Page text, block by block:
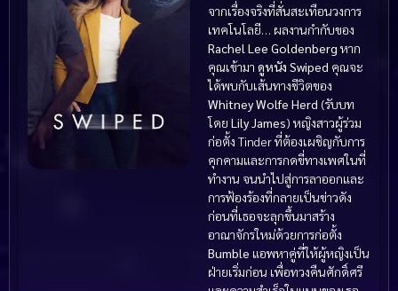
จากเรื่องจริงที่สั่นสะเทือนวงการ
เทคโนโลยี… ผลงานกำกับของ
Rachel Lee Goldenberg หาก
คุณเข้ามา ดูหนัง Swiped คุณจะ
ได้พบกับเส้นทางชีวิตของ
Whitney Wolfe Herd (รับบท
โดย Lily James) หญิงสาวผู้ร่วม
ก่อตั้ง Tinder ที่ต้องเผชิญกับการ
คุกคามและการกดขี่ทางเพศในที่
ทำงาน จนนำไปสู่การลาออกและ
การฟ้องร้องที่กลายเป็นข่าวดัง
ก่อนที่เธอจะลุกขึ้นมาสร้าง
อาณาจักรใหม่ด้วยการก่อตั้ง
Bumble แอพหาคู่ที่ให้ผู้หญิงเป็น
ฝ่ายเริ่มก่อน เพื่อทวงคืนศักดิ์ศรี